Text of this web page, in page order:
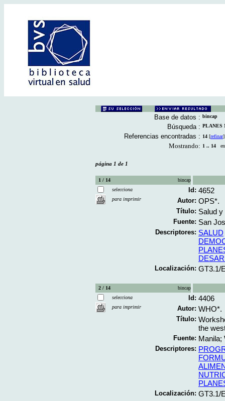
Base de datos : bincap
Búsqueda : PLANES
Referencias encontradas : 14 [refinar]
Mostrando: 1 .. 14 en
página 1 de 1
1 / 14
bincap
selecciona
para imprimir
Id: 4652
Autor: OPS*.
Título: Salud
Fuente: San
Descriptores: SALUD
Localización: GT3.1/
2 / 14
bincap
selecciona
para imprimir
Id: 4406
Autor: WHO*.
Título:
the
Fuente: Manila;
Descriptores:
Localización: GT3.1/